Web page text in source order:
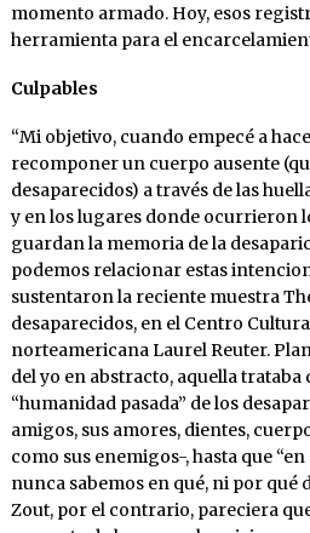
momento armado. Hoy, esos
herramienta para el
Culpables
“Mi objetivo, cuando empecé a
recomponer un cuerpo ausente
desaparecidos) a través de las
y en los lugares donde ocurrieron
guardan la memoria de la
podemos relacionar estas
sustentaron la reciente muestra
desaparecidos, en el Centro
norteamericana Laurel Reuter.
del yo en abstracto, aquella
“humanidad pasada” de los
amigos, sus amores, dientes,
como sus enemigos-, hasta que
nunca sabemos en qué, ni por qué
Zout, por el contrario, pareciera